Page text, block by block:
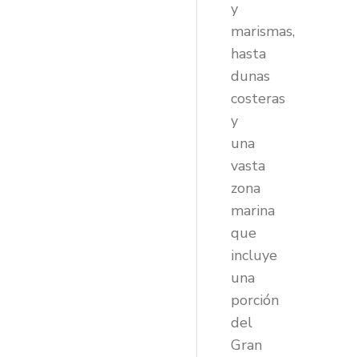
y
marismas,
hasta
dunas
costeras
y
una
vasta
zona
marina
que
incluye
una
porción
del
Gran